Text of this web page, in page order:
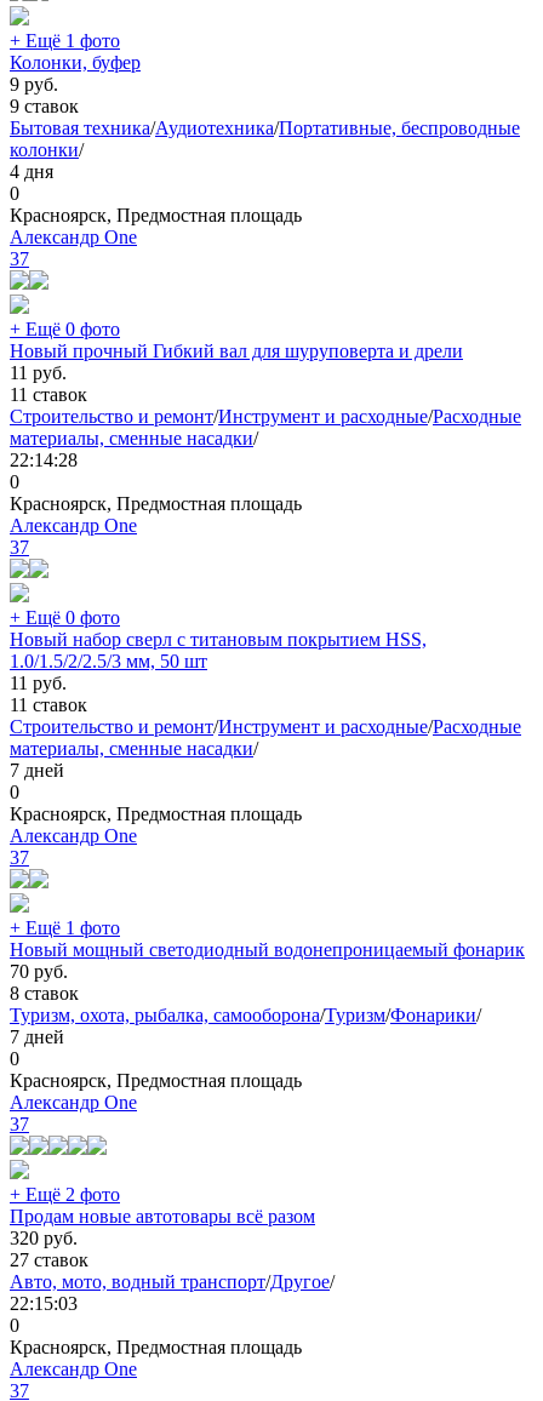
+ Ещё 1 фото
Колонки, буфер
9 руб.
9 ставок
Бытовая техника/Аудиотехника/Портативные, беспроводные
колонки/
4 дня
0
Красноярск, Предмостная площадь
Александр One
37
+ Ещё 0 фото
Новый прочный Гибкий вал для шуруповерта и дрели
11 руб.
11 ставок
Строительство и ремонт/Инструмент и расходные/Расходные
материалы, сменные насадки/
22:14:28
0
Красноярск, Предмостная площадь
Александр One
37
+ Ещё 0 фото
Новый набор сверл с титановым покрытием HSS,
1.0/1.5/2/2.5/3 мм, 50 шт
11 руб.
11 ставок
Строительство и ремонт/Инструмент и расходные/Расходные
материалы, сменные насадки/
7 дней
0
Красноярск, Предмостная площадь
Александр One
37
+ Ещё 1 фото
Новый мощный светодиодный водонепроницаемый фонарик
70 руб.
8 ставок
Туризм, охота, рыбалка, самооборона/Туризм/Фонарики/
7 дней
0
Красноярск, Предмостная площадь
Александр One
37
+ Ещё 2 фото
Продам новые автотовары всё разом
320 руб.
27 ставок
Авто, мото, водный транспорт/Другое/
22:15:03
0
Красноярск, Предмостная площадь
Александр One
37